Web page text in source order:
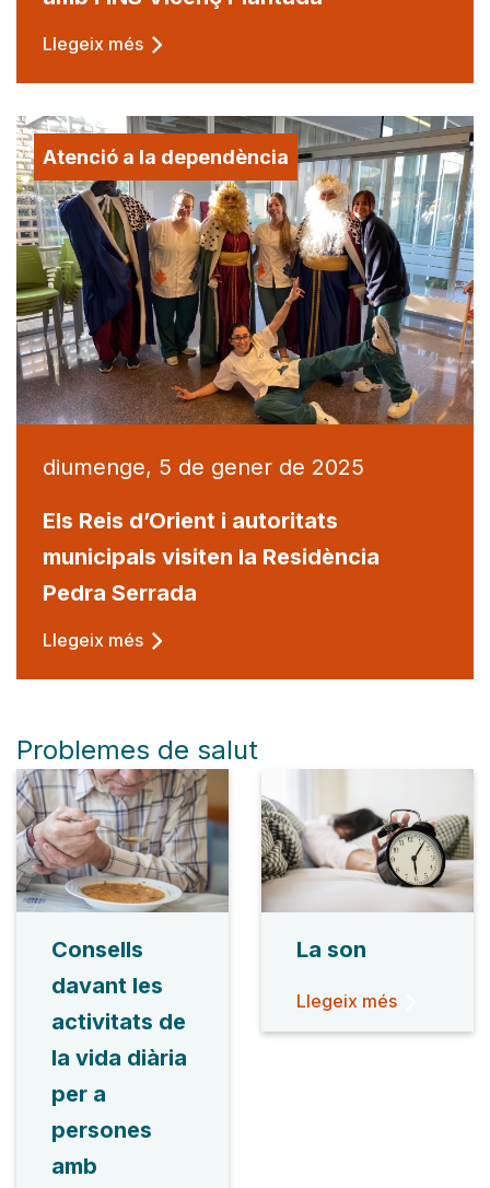
Llegeix més
Atenció a la dependència
diumenge, 5 de gener de 2025
Els Reis d’Orient i autoritats
municipals visiten la Residència
Pedra Serrada
Llegeix més
Problemes de salut
Consells
davant les
activitats de
la vida diària
per a
persones
amb
La son
Llegeix més